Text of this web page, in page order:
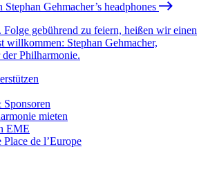
Gehmacher’s headphones
Folge gebührend zu feiern, heißen wir einen
willkommen: Stephan Gehmacher,
Philharmonie.
Sponsoren
mieten
EME
Place de l’Europe